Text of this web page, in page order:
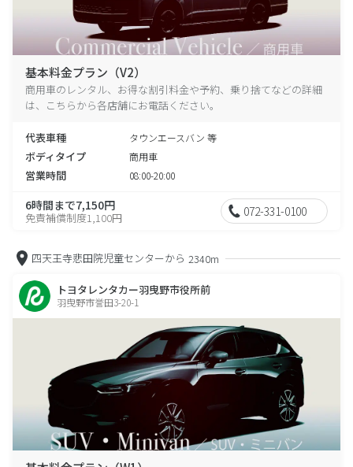
基本料金プラン（V2）
商用車のレンタル、お得な割引料金や予約、乗り捨てなどの詳細
は、こちらから各店舗にお電話ください。
代表車種 タウンエースバン 等
ボディタイプ 商用車
営業時間 08:00-20:00
6時間まで7,150円
免責補償制度1,100円 072-331-0100
四天王寺悲田院児童センターから 2340m
トヨタレンタカー羽曳野市役所前
羽曳野市誉田3-20-1